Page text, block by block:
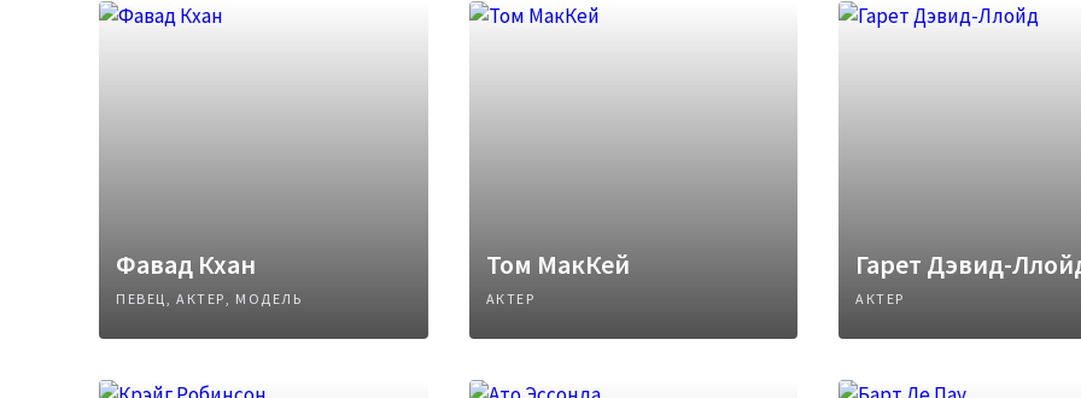
Фавад Кхан
ПЕВЕЦ, АКТЕР, МОДЕЛЬ
Том МакКей
АКТЕР
Гарет Дэвид-
АКТЕР